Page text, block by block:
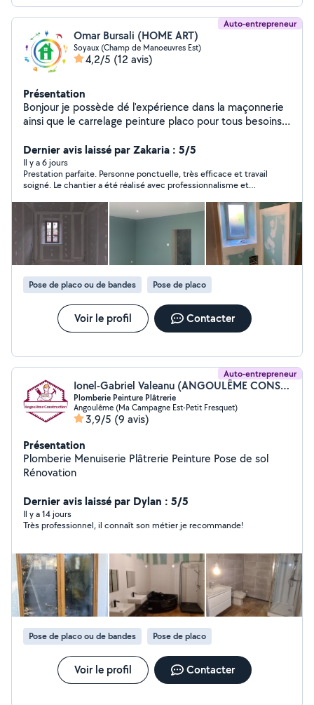
Auto-entrepreneur
Omar Bursali (HOME ART)
Soyaux (Champ de Manoeuvres Est)
4,2/5 (12 avis)
Présentation
Bonjour je possède dé l'expérience dans la maçonnerie
ainsi que le carrelage peinture placo pour tous besoins
aussi un camion avec une pour répondre aux maximum
au besoin.
Dernier avis laissé par Zakaria : 5/5
Il y a 6 jours
Prestation parfaite. Personne ponctuelle, très efficace et travail
soigné. Le chantier a été réalisé avec professionnalisme et
Pose de placo ou de bandes Pose de placo
Voir le profil Contacter
Auto-entrepreneur
Ionel-Gabriel Valeanu (ANGOULÊME CONSTRUCTION)
Plomberie Peinture Plâtrerie
Angoulême (Ma Campagne Est-Petit Fresquet)
3,9/5 (9 avis)
Présentation
Plomberie Menuiserie Plâtrerie Peinture Pose de sol
Rénovation
Dernier avis laissé par Dylan : 5/5
Il y a 14 jours
Très professionnel, il connaît son métier je recommande!
Pose de placo ou de bandes Pose de placo
Voir le profil Contacter